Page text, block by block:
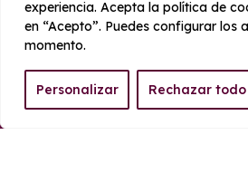
experiencia. Acepta la política de
en “Acepto”. Puedes configurar los
momento.
Personalizar Rechazar todo
© 2020 - 2026
Aviso legal y Privacidad